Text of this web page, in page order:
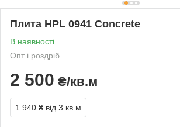
Плита HPL 0941 Concrete
В наявності
Опт і роздріб
2 500 ₴/кв.м
1 940 ₴ від 3 кв.м